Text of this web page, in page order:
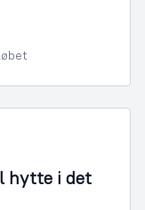
hytte i det